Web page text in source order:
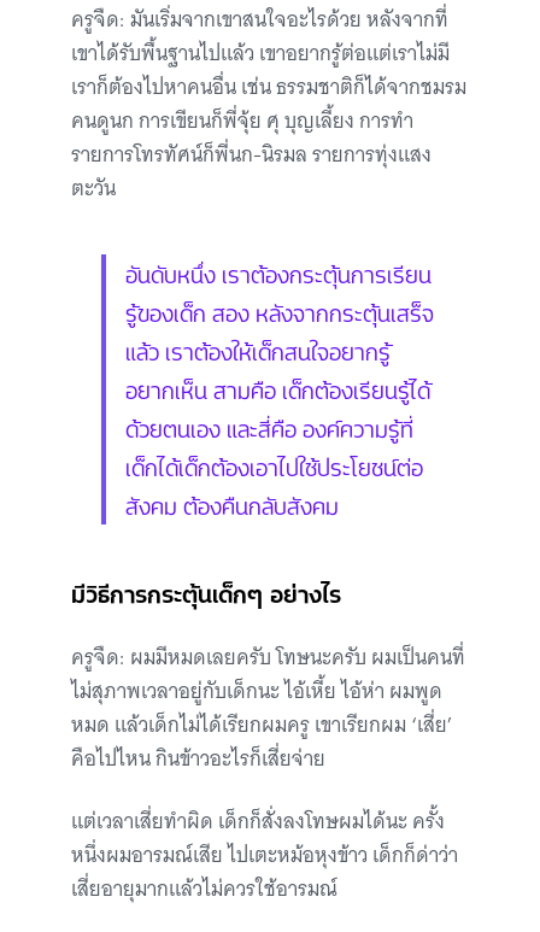
ครูจืด: มันเริ่มจากเขาสนใจอะไรด้วย หลังจากที่
เขาได้รับพื้นฐานไปแล้ว เขาอยากรู้ต่อแต่เราไม่มี
เราก็ต้องไปหาคนอื่น เช่น ธรรมชาติก็ได้จากชมรม
คนดูนก การเขียนก็พี่จุ้ย ศุ บุญเลี้ยง การทำ
รายการโทรทัศน์ก็พี่นก-นิรมล รายการทุ่งแสง
ตะวัน
อันดับหนึ่ง เราต้องกระตุ้นการเรียน
รู้ของเด็ก สอง หลังจากกระตุ้นเสร็จ
แล้ว เราต้องให้เด็กสนใจอยากรู้
อยากเห็น สามคือ เด็กต้องเรียนรู้ได้
ด้วยตนเอง และสี่คือ องค์ความรู้ที่
เด็กได้เด็กต้องเอาไปใช้ประโยชน์ต่อ
สังคม ต้องคืนกลับสังคม
มีวิธีการกระตุ้นเด็กๆ อย่างไร
ครูจืด: ผมมีหมดเลยครับ โทษนะครับ ผมเป็นคนที่
ไม่สุภาพเวลาอยู่กับเด็กนะ ไอ้เหี้ย ไอ้ห่า ผมพูด
หมด แล้วเด็กไม่ได้เรียกผมครู เขาเรียกผม ‘เสี่ย’
คือไปไหน กินข้าวอะไรก็เสี่ยจ่าย
แต่เวลาเสี่ยทำผิด เด็กก็สั่งลงโทษผมได้นะ ครั้ง
หนึ่งผมอารมณ์เสีย ไปเตะหม้อหุงข้าว เด็กก็ด่าว่า
เสี่ยอายุมากแล้วไม่ควรใช้อารมณ์